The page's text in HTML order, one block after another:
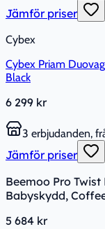
Jämför priser
Cybex
Cybex Priam
Black
6 299 kr
3 erbjudanden,
Jämför priser
Beemoo Pro
Babyskydd,
5 684 kr